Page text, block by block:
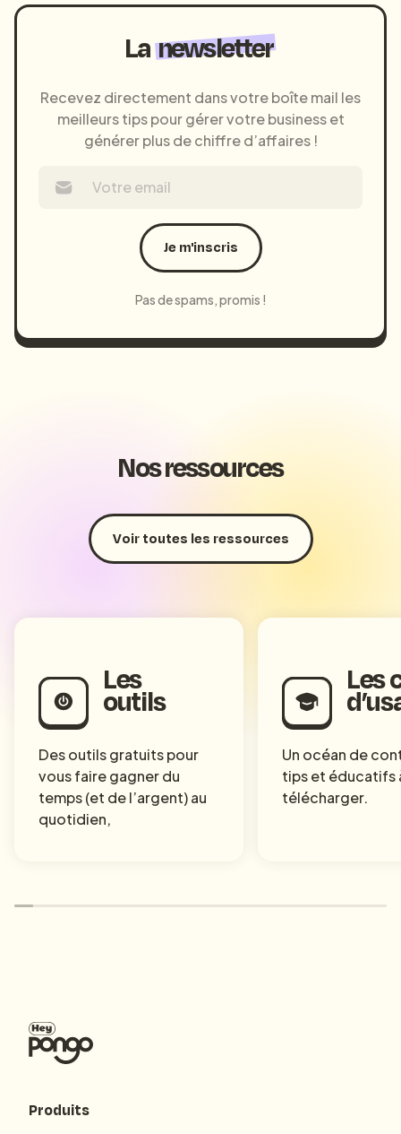
Lanewsletter
Recevez directement dans votre boîte mail les
meilleurs tips pour gérer votre business et
générer plus de chiffre d’affaires !
Je m'inscris
Pas de spams, promis !
Nos ressources
Voir toutes les ressources
Les
outils
Des outils gratuits pour
vous faire gagner du
temps (et de l’argent) au
quotidien,
Les
Un océan de
tips et éducatifs
télécharger.
Produits